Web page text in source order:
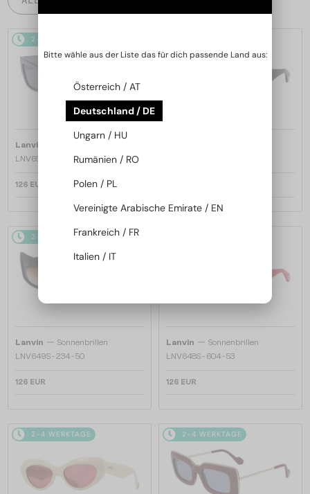
2-4 WERKTAGE
Lanvin
LNV652S - 058 - 55
126 EUR
2-4 WERKTAGE
Lanvin — Sonnenbrillen
LNV649S - 234 - 50
126 EUR
Lanvin — Sonnenbrillen
LNV648S - 604 - 53
126 EUR
2-4 WERKTAGE 2-4 WERKTAGE
Bitte wähle aus der Liste das für dich passende Land aus:
Österreich / AT
Deutschland / DE
Ungarn / HU
Rumänien / RO
Polen / PL
Vereinigte Arabische Emirate / EN
Frankreich / FR
Italien / IT